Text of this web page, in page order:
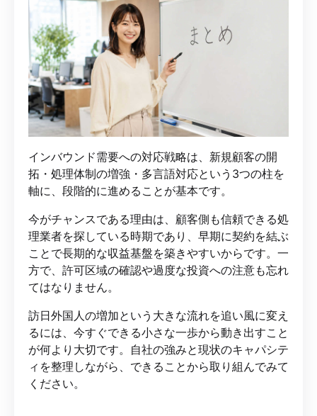
インバウンド需要への対応戦略は、新規顧客の開
拓・処理体制の増強・多言語対応という3つの柱を
軸に、段階的に進めることが基本です。
今がチャンスである理由は、顧客側も信頼できる処
理業者を探している時期であり、早期に契約を結ぶ
ことで長期的な収益基盤を築きやすいからです。一
方で、許可区域の確認や過度な投資への注意も忘れ
てはなりません。
訪日外国人の増加という大きな流れを追い風に変え
るには、今すぐできる小さな一歩から動き出すこと
が何より大切です。自社の強みと現状のキャパシテ
ィを整理しながら、できることから取り組んでみて
ください。